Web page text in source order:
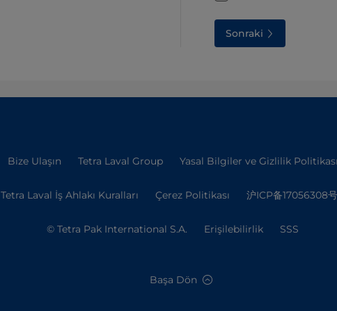
Sonraki
Bize Ulaşın Tetra Laval Group Yasal Bilgiler ve Gizlilik
Tetra Laval İş Ahlakı Kuralları Çerez Politikası 沪ICP备17056308
© Tetra Pak International S.A. Erişilebilirlik SSS
Başa Dön